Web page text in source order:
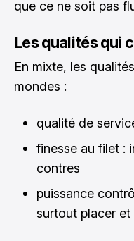
que ce ne soit pas
Les qualités qui
En mixte, les
mondes :
qualité de
finesse au filet :
contres
puissance
surtout placer et